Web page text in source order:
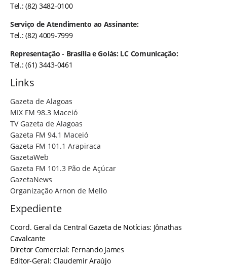
Tel.: (82) 3482-0100
Serviço de Atendimento ao Assinante:
Tel.: (82) 4009-7999
Representação - Brasília e Goiás: LC Comunicação:
Tel.: (61) 3443-0461
Links
Gazeta de Alagoas
MIX FM 98.3 Maceió
TV Gazeta de Alagoas
Gazeta FM 94.1 Maceió
Gazeta FM 101.1 Arapiraca
GazetaWeb
Gazeta FM 101.3 Pão de Açúcar
GazetaNews
Organização Arnon de Mello
Expediente
Coord. Geral da Central Gazeta de Notícias: Jônathas
Cavalcante
Diretor Comercial: Fernando James
Editor-Geral: Claudemir Araújo